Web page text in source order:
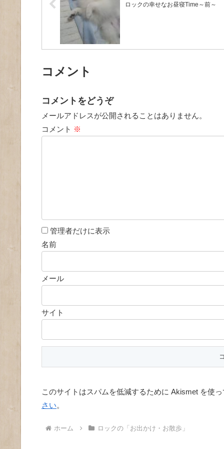
ロックの幸せなお昼寝Time～前～
コメント
コメントをどうぞ
メールアドレスが公開されることはありません。
コメント ※
管理者だけに表示
名前
メール
サイト
このサイトはスパムを低減するために Akismet を使
さい。
ホーム ロックの「お出かけ・お散歩」